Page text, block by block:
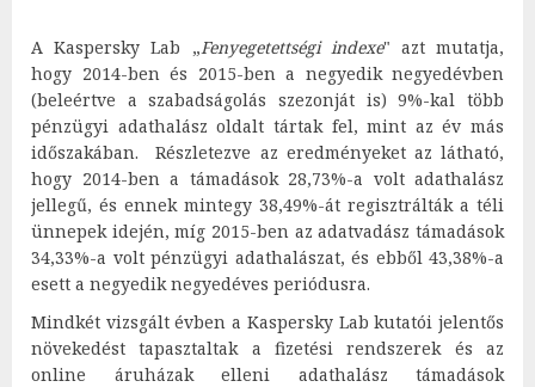
A Kaspersky Lab „Fenyegetettségi indexe" azt mutatja,
hogy 2014-ben és 2015-ben a negyedik negyedévben
(beleértve a szabadságolás szezonját is) 9%-kal több
pénzügyi adathalász oldalt tártak fel, mint az év más
időszakában. Részletezve az eredményeket az látható,
hogy 2014-ben a támadások 28,73%-a volt adathalász
jellegű, és ennek mintegy 38,49%-át regisztrálták a téli
ünnepek idején, míg 2015-ben az adatvadász támadások
34,33%-a volt pénzügyi adathalászat, és ebből 43,38%-a
esett a negyedik negyedéves periódusra.
Mindkét vizsgált évben a Kaspersky Lab kutatói jelentős
növekedést tapasztaltak a fizetési rendszerek és az
online áruházak elleni adathalász támadások